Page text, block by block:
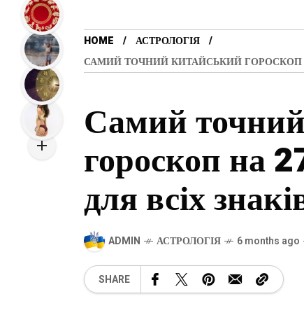
HOME
АСТРОЛОГІЯ
САМИЙ ТОЧНИЙ КИТАЙСЬКИЙ ГОРОСКОП
Самий
гороскоп на
для всіх
ADMIN АСТРОЛОГІЯ 6 months ago
SHARE